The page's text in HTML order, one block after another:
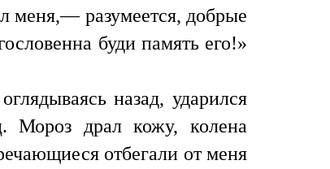
меня,— разумеется, добрые
буди память его!»
назад, ударился
Мороз драл кожу, колена
отбегали от меня